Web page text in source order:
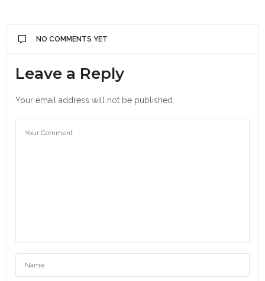
NO COMMENTS YET
Leave a Reply
Your email address will not be published.